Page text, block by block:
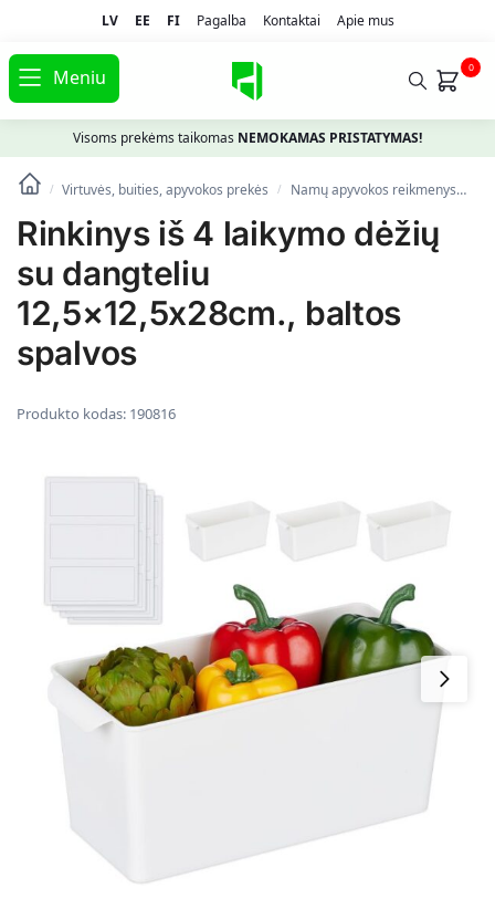
LV EE FI Pagalba Kontaktai Apie mus
Meniu 0
Visoms prekėms taikomas NEMOKAMAS PRISTATYMAS!
/ Virtuvės, buities, apyvokos prekės / Namų apyvokos reikmenys
Rinkinys iš 4 laikymo dėžių
su dangteliu
12,5×12,5x28cm., baltos
spalvos
Produkto kodas: 190816